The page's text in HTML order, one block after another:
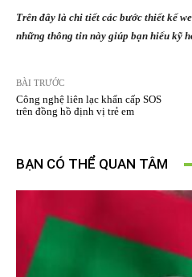
Trên đây là chi tiết các bước thiết kế
những thông tin này giúp bạn hiểu kỹ
BÀI TRƯỚC
Công nghệ liên lạc khẩn cấp SOS
trên đồng hồ định vị trẻ em
BẠN CÓ THỂ QUAN TÂM